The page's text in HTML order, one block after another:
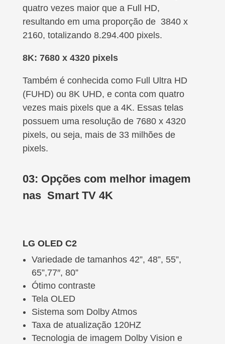
quatro vezes maior que a Full HD,
resultando em uma proporção de 3840 x
2160, totalizando 8.294.400 pixels.
8K: 7680 x 4320 pixels
Também é conhecida como Full Ultra HD
(FUHD) ou 8K UHD, e conta com quatro
vezes mais pixels que a 4K. Essas telas
possuem uma resolução de 7680 x 4320
pixels, ou seja, mais de 33 milhões de
pixels.
03: Opções com melhor imagem
nas Smart TV 4K
LG OLED C2
Variedade de tamanhos 42”, 48”, 55”,
65”,77″, 80”
Ótimo contraste
Tela OLED
Sistema som Dolby Atmos
Taxa de atualização 120HZ
Tecnologia de imagem Dolby Vision e